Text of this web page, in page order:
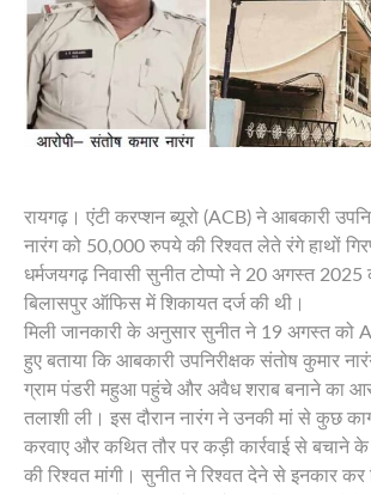
रायगढ़। एंटी करप्शन ब्यूरो (ACB) ने आबकारी
नारंग को 50,000 रुपये की रिश्वत लेते रंगे हाथों
धर्मजयगढ़ निवासी सुनीत टोप्पो ने 20 अगस्त 2025
बिलासपुर ऑफिस में शिकायत दर्ज की थी।
मिली जानकारी के अनुसार सुनीत ने 19 अगस्त को
हुए बताया कि आबकारी उपनिरीक्षक संतोष कुमार
ग्राम पंडरी महुआ पहुंचे और अवैध शराब बनाने का
तलाशी ली। इस दौरान नारंग ने उनकी मां से कुछ
करवाए और कथित तौर पर कड़ी कार्रवाई से बचाने
की रिश्वत मांगी। सुनीत ने रिश्वत देने से इनकार